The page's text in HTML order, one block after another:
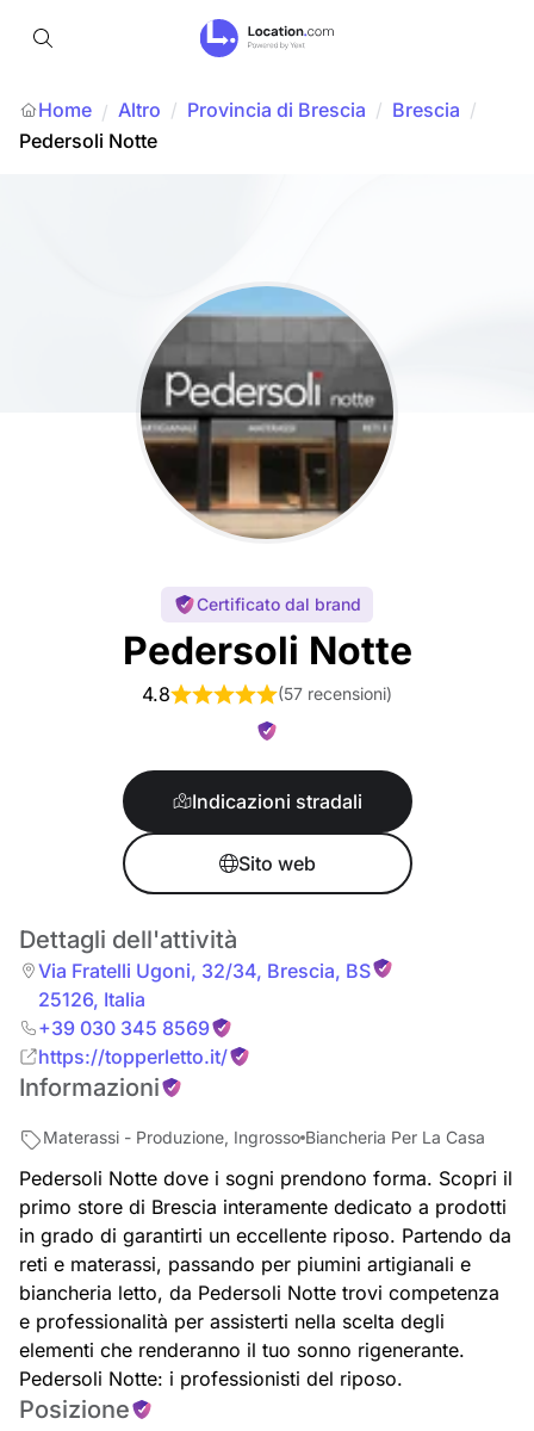
Home / Altro / Provincia di Brescia / Brescia /
Pedersoli Notte
Certificato dal brand
Pedersoli Notte
4.8 (57 recensioni)
Indicazioni stradali
Sito web
Dettagli dell'attività
Via Fratelli Ugoni, 32/34, Brescia, BS
25126, Italia
+39 030 345 8569
https://topperletto.it/
Informazioni
Materassi - Produzione, Ingrosso Biancheria Per La Casa
Pedersoli Notte dove i sogni prendono forma. Scopri il
primo store di Brescia interamente dedicato a prodotti
in grado di garantirti un eccellente riposo. Partendo da
reti e materassi, passando per piumini artigianali e
biancheria letto, da Pedersoli Notte trovi competenza
e professionalità per assisterti nella scelta degli
elementi che renderanno il tuo sonno rigenerante.
Pedersoli Notte: i professionisti del riposo.
Posizione